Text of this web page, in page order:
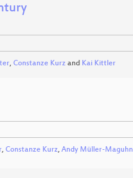
, Constanze Kurz and Kai Kittler
, Constanze Kurz, Andy Müller-Maguhn